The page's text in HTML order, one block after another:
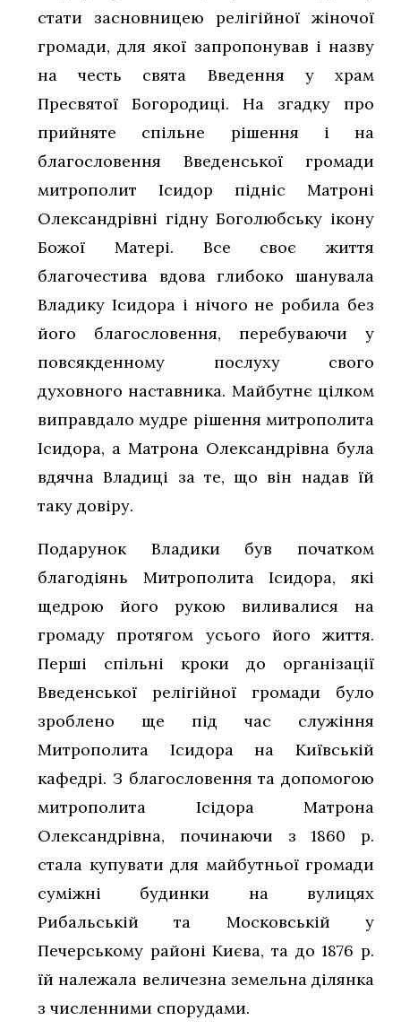
стати засновницею релігійної жіночої
громади, для якої запропонував і назву
на честь свята Введення у храм
Пресвятої Богородиці. На згадку про
прийняте спільне рішення і на
благословення Введенської громади
митрополит Ісидор підніс Матроні
Олександрівні гідну Боголюбську ікону
Божої Матері. Все своє життя
благочестива вдова глибоко шанувала
Владику Ісидора і нічого не робила без
його благословення, перебуваючи у
повсякденному послуху свого
духовного наставника. Майбутнє цілком
виправдало мудре рішення митрополита
Ісидора, а Матрона Олександрівна була
вдячна Владиці за те, що він надав їй
таку довіру.
Подарунок Владики був початком
благодіянь Митрополита Ісидора, які
щедрою його рукою виливалися на
громаду протягом усього його життя.
Перші спільні кроки до організації
Введенської релігійної громади було
зроблено ще під час служіння
Митрополита Ісидора на Київській
кафедрі. З благословення та допомогою
митрополита Ісідора Матрона
Олександрівна, починаючи з 1860 р.
стала купувати для майбутньої громади
суміжні будинки на вулицях
Рибальській та Московській у
Печерському районі Києва, та до 1876 р.
їй належала величезна земельна ділянка
з численними спорудами.